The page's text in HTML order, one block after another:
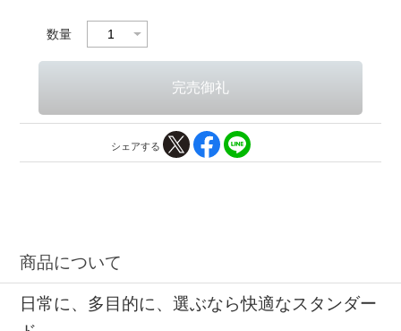
数量
シェアする
商品について
日常に、多目的に、選ぶなら快適なスタンダー